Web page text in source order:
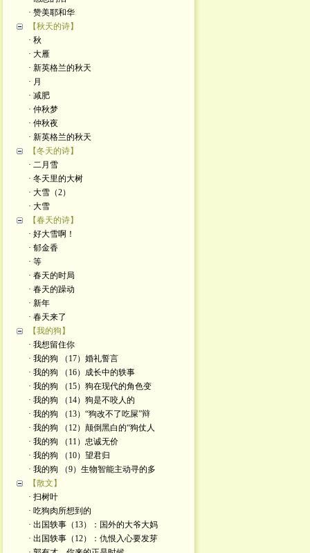
· 赞美耶和华
【秋天的诗】
· 秋
· 大雁
· 新英格兰的秋天
· 月
· 减肥
· 仲秋梦
· 仲秋夜
· 新英格兰的秋天
【冬天的诗】
· 二月雪
· 冬天里的大树
· 大雪（2）
· 大雪
【春天的诗】
· 好大雪啊！
· 郁金香
· 等
· 春天的时局
· 春天的躁动
· 新年
· 春天来了
【我的狗】
· 我想留住你
· 我的狗 （17）婚礼誓言
· 我的狗 （16）成长中的轶事
· 我的狗 （15）狗在现代的角色变
· 我的狗 （14）狗是不咬人的
· 我的狗 （13）“狗改不了吃屎”辩
· 我的狗 （12）颠倒黑白的“狗仗人
· 我的狗 （11）忠诚无价
· 我的狗 （10）望君归
· 我的狗 （9）生物智能主动寻的多
【散文】
· 扫树叶
· 吃狗肉所想到的
· 出国轶事（13）：国外的大爷大妈
· 出国轶事（12）：仇恨入心要发芽